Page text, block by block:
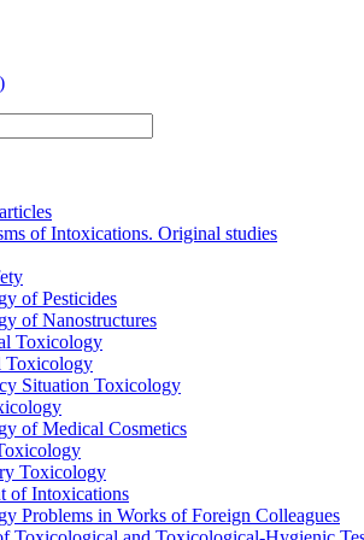
of Intoxications. Original studies
of Pesticides
of Nanostructures
Toxicology
Toxicology
Situation Toxicology
of Medical Cosmetics
Toxicology
of Intoxications
Problems in Works of Foreign Colleagues